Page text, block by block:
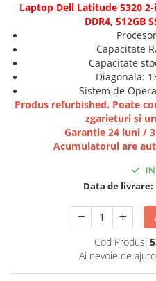
Calculatoare RENEW
Calculatoare WORKSTATION
Componente PC NOI
Hard Disk-uri Desktop
Procesoare
Ventilatoare carcasa
Componente Renew/
Laptop Dell Latitude 5320 2-
DDR4, 512GB
Capacitate
Capacitate
Diagonala:
Sistem de
Produs refurbished. Poate
zgarieturi si
Garantie 24 luni /
Acumulatorul are
Data de livrare:
Cod Produs:
Ai nevoie de